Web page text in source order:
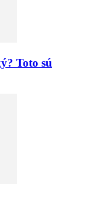
Toto sú